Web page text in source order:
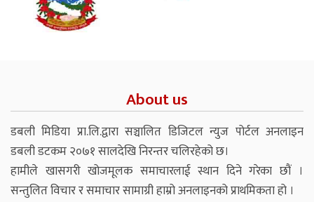
About us
डबली मिडिया प्रा.लि.द्वारा सञ्चालित डिजिटल न्युज पोर्टल अनलाइन
डबली डटकम २०७१ सालदेखि निरन्तर चलिरहेको छ।
हामीले खासगरी खोजमूलक समाचारलाई स्थान दिने गरेका छौं ।
सन्तुलित विचार र समाचार सामाग्री हाम्रो अनलाइनको प्राथमिकता हो ।